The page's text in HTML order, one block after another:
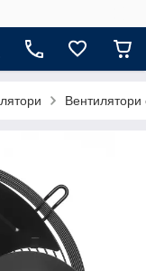
Вентилятори